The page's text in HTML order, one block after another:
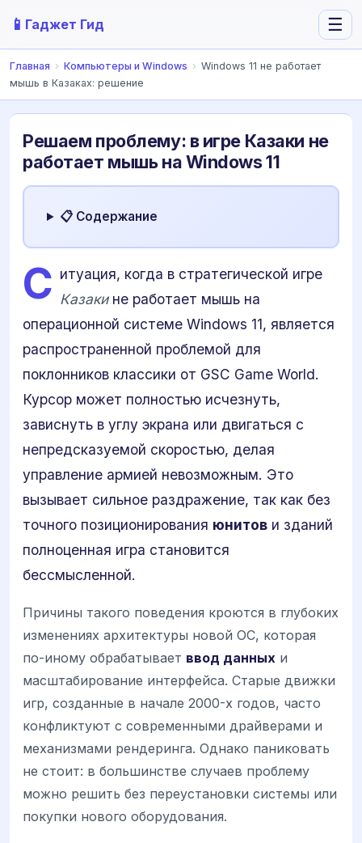
📱 Гаджет Гид ☰
Главная › Компьютеры и Windows › Windows 11 не работает
мышь в Казаках: решение
Решаем проблему: в игре Казаки не
работает мышь на Windows 11
📋 Содержание
С итуация, когда в стратегической игре
Казакине работает мышь на
операционной системе Windows 11, является
распространенной проблемой для
поклонников классики от GSC Game World.
Курсор может полностью исчезнуть,
зависнуть в углу экрана или двигаться с
непредсказуемой скоростью, делая
управление армией невозможным. Это
вызывает сильное раздражение, так как без
точного позиционирования юнитов и зданий
полноценная игра становится
бессмысленной.
Причины такого поведения кроются в глубоких
изменениях архитектуры новой ОС, которая
по-иному обрабатывает ввод данных и
масштабирование интерфейса. Старые движки
игр, созданные в начале 2000-х годов, часто
конфликтуют с современными драйверами и
механизмами рендеринга. Однако паниковать
не стоит: в большинстве случаев проблему
можно решить без переустановки системы или
покупки нового оборудования.